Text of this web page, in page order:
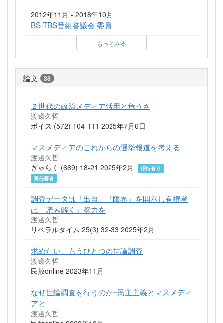
2012年11月 - 2018年10月
BS-TBS番組審議会 委員
もっとみる
論文 38
Ｚ世代の政治メディア活用と危うさ
渡邊久哲
ボイス (572) 104-111 2025年7月6日
マスメディアのこれからの選挙報道を考える
渡邊久哲
ぎゃらく (669) 18-21 2025年2月
招待有り
責任著者
調査データは「出自」「限界」を開示し有権者
は「読み解く」努力を
渡邊久哲
リベラルタイム 25(3) 32-33 2025年2月
求めたい、もうひとつの世論調査
渡邊久哲
民放online 2023年11月
なぜ世論調査を行うのか~民主主義とマスメディ
アと
渡邊久哲